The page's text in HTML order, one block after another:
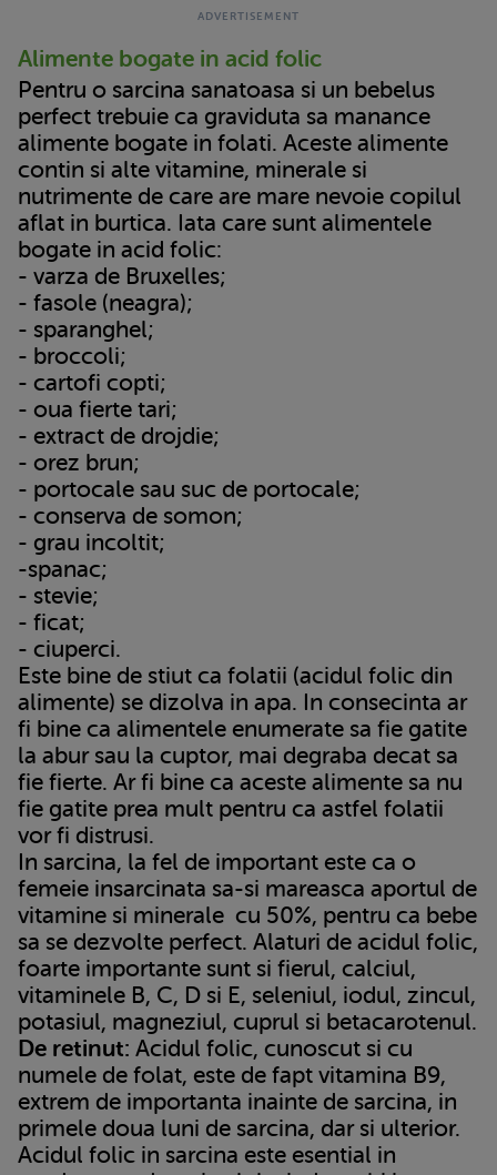
Alimente bogate in acid folic
Pentru o sarcina sanatoasa si un bebelus
perfect trebuie ca graviduta sa manance
alimente bogate in folati. Aceste alimente
contin si alte vitamine, minerale si
nutrimente de care are mare nevoie copilul
aflat in burtica. Iata care sunt alimentele
bogate in acid folic:
- varza de Bruxelles;
- fasole (neagra);
- sparanghel;
- broccoli;
- cartofi copti;
- oua fierte tari;
- extract de drojdie;
- orez brun;
- portocale sau suc de portocale;
- conserva de somon;
- grau incoltit;
-spanac;
- stevie;
- ficat;
- ciuperci.
Este bine de stiut ca folatii (acidul folic din
alimente) se dizolva in apa. In consecinta ar
fi bine ca alimentele enumerate sa fie gatite
la abur sau la cuptor, mai degraba decat sa
fie fierte. Ar fi bine ca aceste alimente sa nu
fie gatite prea mult pentru ca astfel folatii
vor fi distrusi.
In sarcina, la fel de important este ca o
femeie insarcinata sa-si mareasca aportul de
vitamine si minerale cu 50%, pentru ca bebe
sa se dezvolte perfect. Alaturi de acidul folic,
foarte importante sunt si fierul, calciul,
vitaminele B, C, D si E, seleniul, iodul, zincul,
potasiul, magneziul, cuprul si betacarotenul.
De retinut: Acidul folic, cunoscut si cu
numele de folat, este de fapt vitamina B9,
extrem de importanta inainte de sarcina, in
primele doua luni de sarcina, dar si ulterior.
Acidul folic in sarcina este esential in